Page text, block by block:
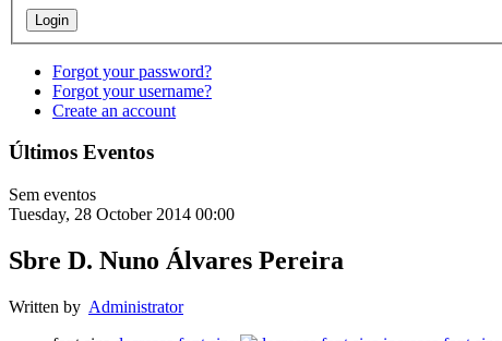
Forgot your password?
Forgot your username?
Create an account
Últimos Eventos
Sem eventos
Tuesday, 28 October 2014 00:00
Sbre D. Nuno Álvares Pereira
Written by Administrator